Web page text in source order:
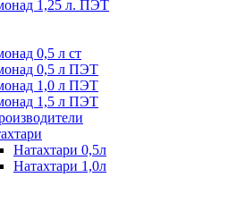
1,25 л. ПЭТ
0,5 л ст
0,5 л ПЭТ
1,0 л ПЭТ
1,5 л ПЭТ
Натахтари 0,5л
Натахтари 1,0л